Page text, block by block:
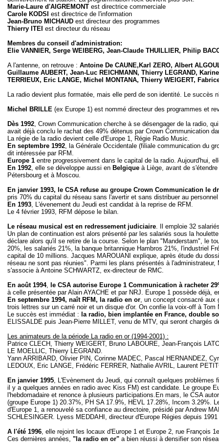
Marie-Laure d'AIGREMONT est directrice commerciale
Carole KODSI est directrice de l'information
Jean-Bruno MICHAUD est directeur des programmes
Thierry ITEI est directeur du réseau
Membres du conseil d'administration:
Elie VANNIER, Serge WEIBERG, Jean-Claude THUILLIER, Philip
A l'antenne, on retrouve : Antoine De CAUNE,Karl ZERO, Albert
Guillaume AUBERT, Jean-Luc REICHMANN, Thierry LEGRAND,
TERRIEUX, Eric LANGE, Michel MONTANA, Thierry WEIGERT,
La radio devient plus formatée, mais elle perd de son identité. Le succès
Michel BRILLE (ex Europe 1) est nommé directeur des programmes et
Dès 1992, Crown Communication cherche à se désengager de la radio,
avait déjà conclu le rachat des 49% détenus par Crown Communication
La régie de la radio devient celle d'Europe 1, Régie Radio Music.
En septembre 1992, la Générale Occidentale (filiale communication du
dit intéressée par RFM.
Europe 1 entre progressivement dans le capital de la radio. Aujourd'hui,
En 1992, elle se développe aussi en Belgique à Liège, avant de
Pétersbourg et à Moscou.
En janvier 1993, le CSA refuse au groupe Crown Communication le
pris 70% du capital du réseau sans l'avertir et sans distribuer au
En 1993, L'évenement du Jeudi est candidat à la reprise de RFM.
Le 4 février 1993, RFM dépose le bilan.
Le réseau musical est en redressement judiciaire. Il emploie 32
Un plan de continuation est alors présenté par les salariés sous la
déclare alors qu'il se retire de la course. Selon le plan "Manderstam", le
20%, les salariés 21%, la banque britannique Hambros 21%, l'industriel
capital de 10 millions. Jacques MAROUANI explique, après étude du
réseau ne sont pas réunies". Parmi les plans présentés à
s'associe à Antoine SCHWARTZ, ex-directeur de RMC.
En août 1994, le CSA autorise Europe 1 Communication à racheter
à celle présentée par Alain AYACHE et par NRJ. Europe 1 possède déjà,
En septembre 1994, naît RFM, la radio en or, un concept consacré aux
trois lettres sur un carré noir et un disque d'or. On confie la voix-off à Tom
Le succès est immédiat : la radio, bien implantée en France, double
ELISSALDE puis Jean-Pierre MILLET, venu de MTV, qui seront chargés
Les animateurs de la période La radio en or (1994-2001) :
Patrice CLECH, Thierry WEIGERT, Bruno LABOURE, Jean-François
LE MOELLIC, Thierry LEGRAND.
Yann ARRIBARD, Olivier PIN, Corinne MADEC, Pascal HERNANDEZ,
LEDOUX, Eric LANGE, Frédéric FERRER, Nathalie AVRIL, Laurent
En janvier 1995, L'Evènement du Jeudi, qui connaît quelques
il y a quelques années en radio avec Kiss FM) est candidate. Le groupe
l'hebdomadaire et renonce à plusieurs participations.En mars, le CSA
(groupe Europe 1) 20.37%, PH SA 17.9%, HEVL 17.28%, Incom 3.29%.
d'Europe 1, a renouvelé sa confiance au directoire, présidé par Andrew
SCHLESINGER. Lyess MEDDAHI, directeur d'Europe Régies depuis
A l'été 1996, elle rejoint les locaux d'Europe 1 et Europe 2, rue François
Ces dernières années, "la radio en or" a bien réussi à densifier son